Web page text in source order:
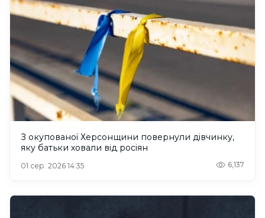
З окупованої Херсонщини повернули дівчинку,
яку батьки ховали від росіян
01 сер. 2026 14:35 6,137